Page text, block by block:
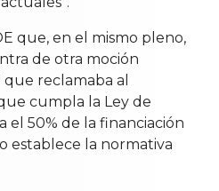
que, en el mismo pleno,
de otra moción
reclamaba al
cumpla la Ley de
el 50% de la financiación
establece la normativa